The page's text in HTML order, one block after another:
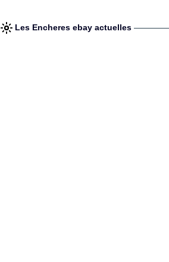
Les Encheres ebay actuelles